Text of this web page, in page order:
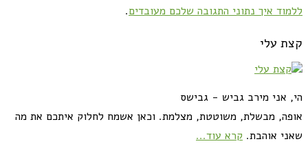
ללמוד איך נתוני התגובה שלכם מעובדים.
קצת עלי
הי, אני מירב גביש - גבישס
אופה, מבשלת, משוטטת, מצלמת. וכאן אשמח לחלוק איתכם את מה
שאני אוהבת. קרא עוד...